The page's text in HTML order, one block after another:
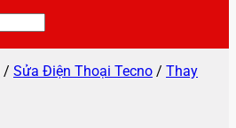
/ Sửa Điện Thoại Tecno / Thay